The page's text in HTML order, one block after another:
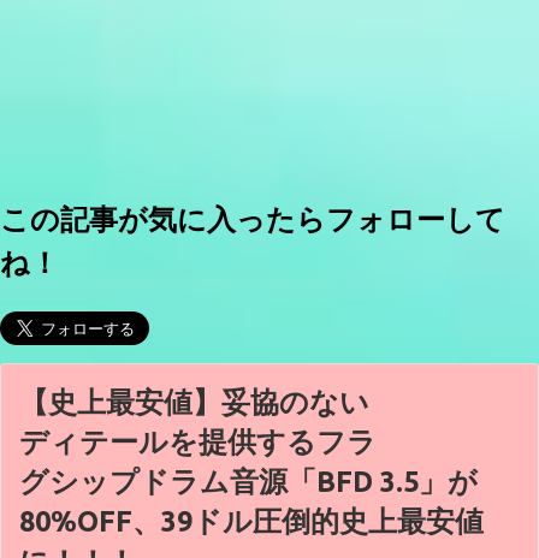
この記事が気に入ったらフォローして
ね！
【史上最安値】妥協のない
ディテールを提供するフラ
グシップドラム音源「BFD 3.5」が
80%OFF、39ドル圧倒的史上最安値